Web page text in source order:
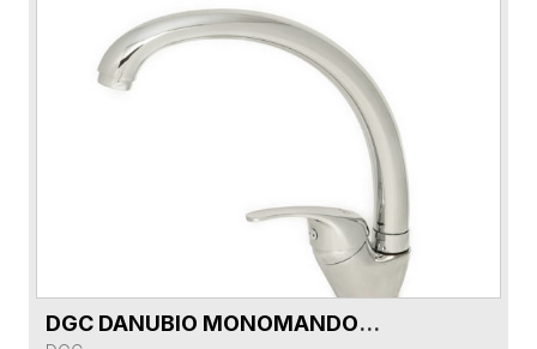
VER FICHA DEL PRODUCTO DGC DANUBIO MONOMANDO COCINA DG591181-CR CROMO 2072